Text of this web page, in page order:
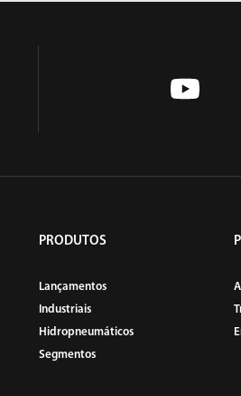
PRODUTOS
Lançamentos
Industriais
Hidropneumáticos
Segmentos